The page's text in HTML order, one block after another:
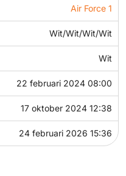
Air Force 1
Wit/Wit/Wit/Wit
Wit
22 februari 2024 08:00
17 oktober 2024 12:38
24 februari 2026 15:36